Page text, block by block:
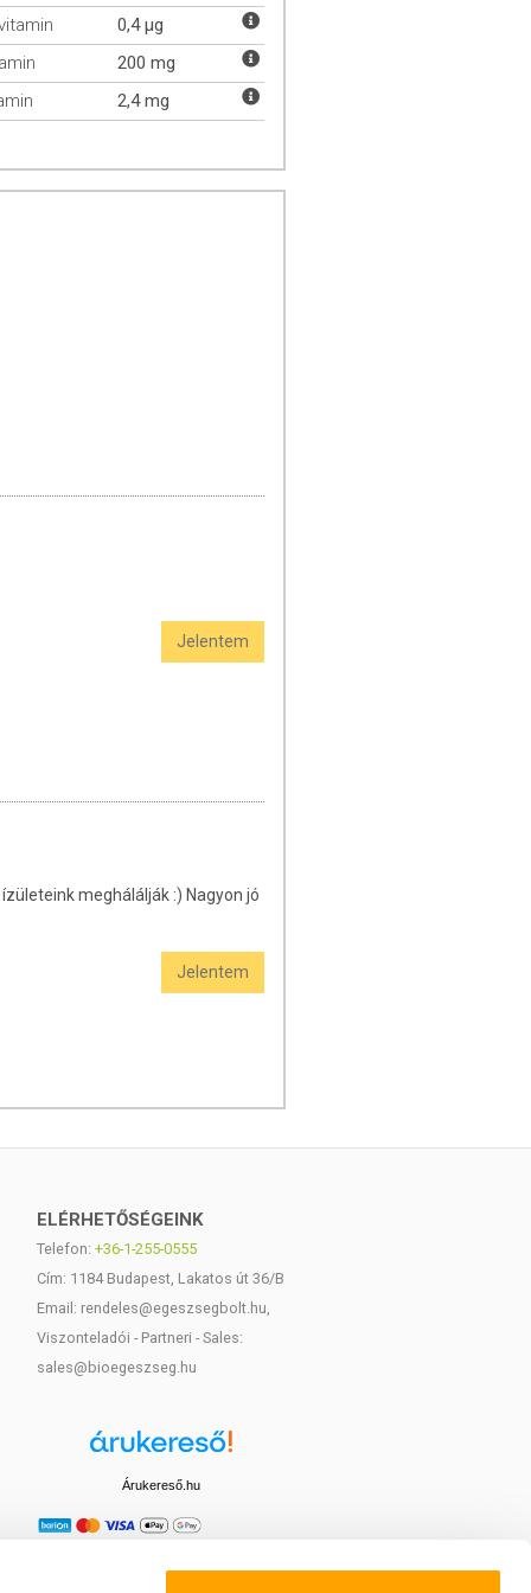
0,4 µg
200 mg
2,4 mg
Jelentem
meghálálják :) Nagyon jó
Jelentem
ELÉRHETŐSÉGEINK
Telefon: +36-1-255-0555
Cím: 1184 Budapest, Lakatos út 36/B
Email: rendeles@egeszsegbolt.hu,
Viszonteladói - Partneri - Sales:
sales@bioegeszseg.hu
Árukereső.hu